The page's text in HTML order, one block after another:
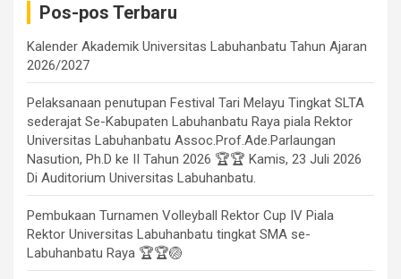
Pos-pos Terbaru
Kalender Akademik Universitas Labuhanbatu Tahun Ajaran
2026/2027
Pelaksanaan penutupan Festival Tari Melayu Tingkat SLTA
sederajat Se-Kabupaten Labuhanbatu Raya piala Rektor
Universitas Labuhanbatu Assoc.Prof.Ade.Parlaungan
Nasution, Ph.D ke II Tahun 2026 🏆🏆 Kamis, 23 Juli 2026
Di Auditorium Universitas Labuhanbatu.
Pembukaan Turnamen Volleyball Rektor Cup IV Piala
Rektor Universitas Labuhanbatu tingkat SMA se-
Labuhanbatu Raya 🏆🏆🏐